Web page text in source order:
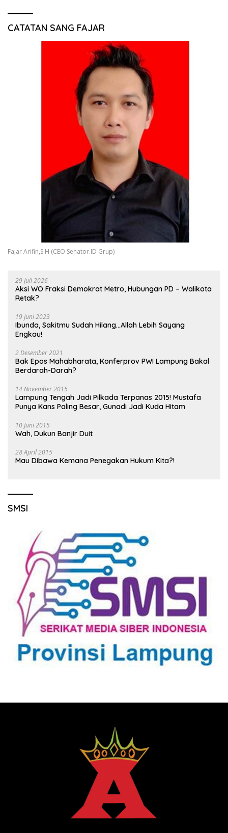
CATATAN SANG FAJAR
Fajar Arifin,S.H (CEO Senator.ID Grup)
29 Juli 2026
Aksi WO Fraksi Demokrat Metro, Hubungan PD – Walikota
Retak?
19 Juni 2023
Ibunda, Sakitmu Sudah Hilang…Allah Lebih Sayang
Engkau!
2 Desember 2021
Bak Epos Mahabharata, Konferprov PWI Lampung Bakal
Berdarah-Darah?
14 November 2015
Lampung Tengah Jadi Pilkada Terpanas 2015! Mustafa
Punya Kans Paling Besar, Gunadi Jadi Kuda Hitam
10 Juni 2015
Wah, Dukun Banjir Duit
28 April 2015
Mau Dibawa Kemana Penegakan Hukum Kita?!
SMSI